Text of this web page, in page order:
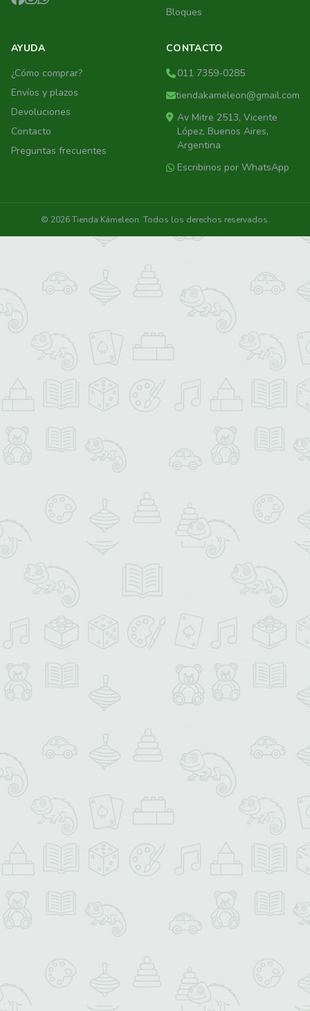
Bloques
AYUDA
¿Cómo comprar?
Envíos y plazos
Devoluciones
Contacto
Preguntas frecuentes
CONTACTO
011 7359-0285
tiendakameleon@gmail.com
Av Mitre 2513, Vicente
López, Buenos Aires,
Argentina
Escribinos por WhatsApp
© 2026 Tienda Kámeleon. Todos los derechos reservados.